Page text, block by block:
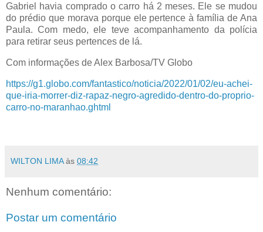
Gabriel havia comprado o carro há 2 meses. Ele se mudou
do prédio que morava porque ele pertence à família de Ana
Paula. Com medo, ele teve acompanhamento da polícia
para retirar seus pertences de lá.
Com informações de Alex Barbosa/TV Globo
https://g1.globo.com/fantastico/noticia/2022/01/02/eu-achei-
que-iria-morrer-diz-rapaz-negro-agredido-dentro-do-proprio-
carro-no-maranhao.ghtml
WILTON LIMA às 08:42
Nenhum comentário:
Postar um comentário